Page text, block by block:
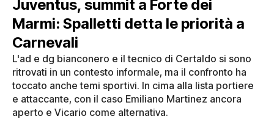
Juventus, summit a Forte dei
Marmi: Spalletti detta le priorità a
Carnevali
L'ad e dg bianconero e il tecnico di Certaldo si sono
ritrovati in un contesto informale, ma il confronto ha
toccato anche temi sportivi. In cima alla lista portiere
e attaccante, con il caso Emiliano Martinez ancora
aperto e Vicario come alternativa.